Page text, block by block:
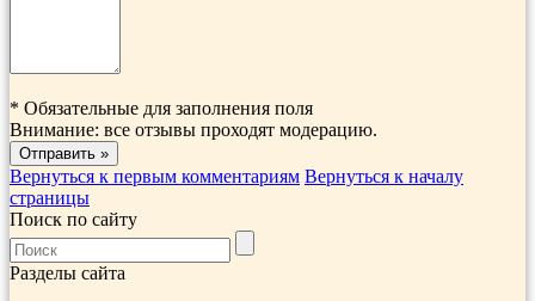
* Обязательные для заполнения поля
Внимание: все отзывы проходят модерацию.
Вернуться к первым комментариям Вернуться к началу
страницы
Поиск по сайту
Разделы сайта